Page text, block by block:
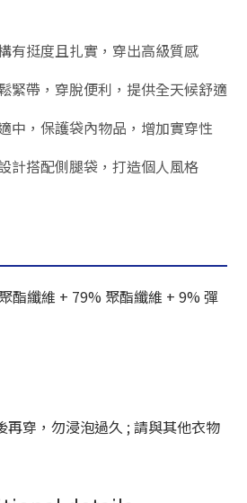
有挺度且扎實，穿出高級質感
緊帶，穿脫便利，提供全天候舒適
中，保護袋內物品，增加實穿性
計搭配側腿袋，打造個人風格
酯纖維 + 79% 聚酯纖維 + 9% 彈
再穿，勿浸泡過久 ; 請與其他衣物